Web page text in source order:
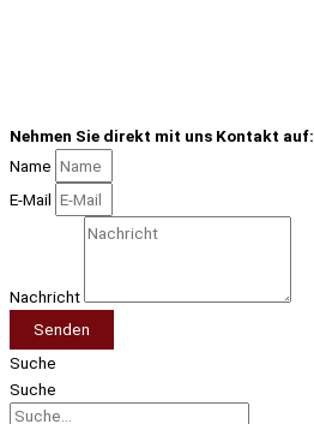
Nehmen Sie direkt mit uns Kontakt auf:
Name
E-Mail
Nachricht
Senden
Suche
Suche